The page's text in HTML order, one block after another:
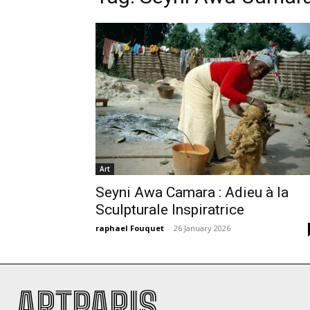
Art
Seyni Awa Camara : Adieu à la
Sculpturale Inspiratrice
raphael Fouquet - 26 January 2026